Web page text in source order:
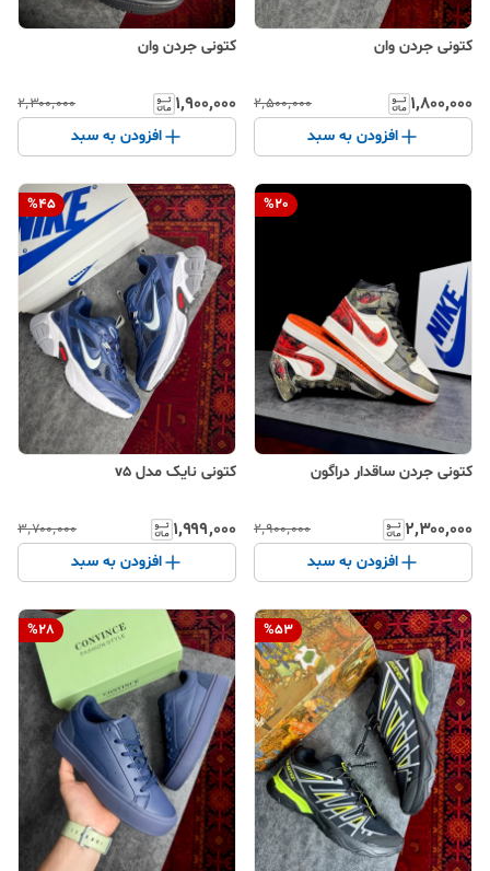
کتونی جردن وان
۱٬۸۰۰٬۰۰۰ ۲٬۵۰۰٬۰۰۰
افزودن به سبد
کتونی جردن وان
۱٬۹۰۰٬۰۰۰ ۲٬۳۰۰٬۰۰۰
افزودن به سبد
%20
کتونی جردن ساقدار دراگون
۲٬۳۰۰٬۰۰۰ ۲٬۹۰۰٬۰۰۰
افزودن به سبد
%45
کتونی نایک مدل v5
۱٬۹۹۹٬۰۰۰ ۳٬۷۰۰٬۰۰۰
افزودن به سبد
%53
%28